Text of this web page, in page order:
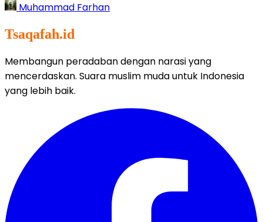
Muhammad Farhan
Tsaqafah.id
Membangun peradaban dengan narasi yang
mencerdaskan. Suara muslim muda untuk Indonesia
yang lebih baik.